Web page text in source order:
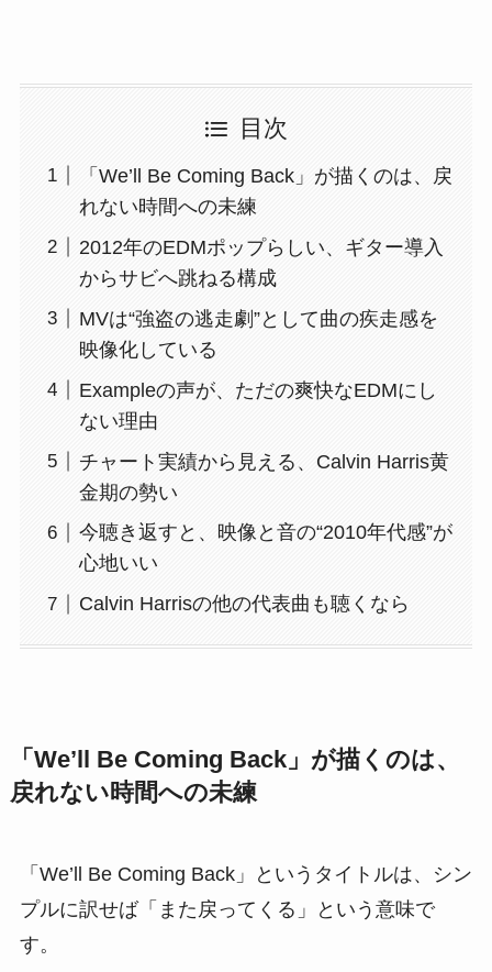
目次
「We’ll Be Coming Back」が描くのは、戻
れない時間への未練
2012年のEDMポップらしい、ギター導入
からサビへ跳ねる構成
MVは“強盗の逃走劇”として曲の疾走感を
映像化している
Exampleの声が、ただの爽快なEDMにし
ない理由
チャート実績から見える、Calvin Harris黄
金期の勢い
今聴き返すと、映像と音の“2010年代感”が
心地いい
Calvin Harrisの他の代表曲も聴くなら
「We’ll Be Coming Back」が描くのは、
戻れない時間への未練
「We’ll Be Coming Back」というタイトルは、シン
プルに訳せば「また戻ってくる」という意味で
す。